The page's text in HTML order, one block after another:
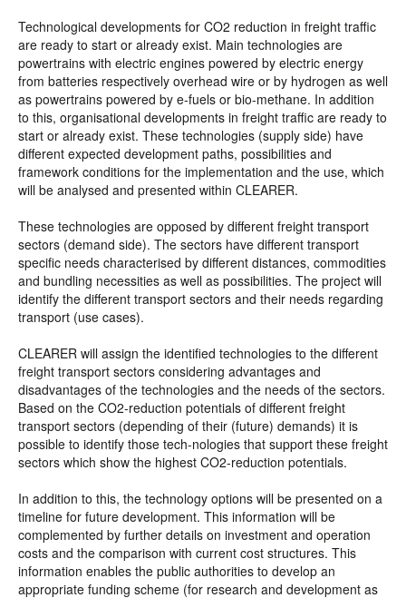
Technological developments for CO2 reduction in freight traffic
are ready to start or already exist. Main technologies are
powertrains with electric engines powered by electric energy
from batteries respectively overhead wire or by hydrogen as well
as powertrains powered by e-fuels or bio-methane. In addition
to this, organisational developments in freight traffic are ready to
start or already exist. These technologies (supply side) have
different expected development paths, possibilities and
framework conditions for the implementation and the use, which
will be analysed and presented within CLEARER.
These technologies are opposed by different freight transport
sectors (demand side). The sectors have different transport
specific needs characterised by different distances, commodities
and bundling necessities as well as possibilities. The project will
identify the different transport sectors and their needs regarding
transport (use cases).
CLEARER will assign the identified technologies to the different
freight transport sectors considering advantages and
disadvantages of the technologies and the needs of the sectors.
Based on the CO2-reduction potentials of different freight
transport sectors (depending of their (future) demands) it is
possible to identify those tech-nologies that support these freight
sectors which show the highest CO2-reduction potentials.
In addition to this, the technology options will be presented on a
timeline for future development. This information will be
complemented by further details on investment and operation
costs and the comparison with current cost structures. This
information enables the public authorities to develop an
appropriate funding scheme (for research and development as